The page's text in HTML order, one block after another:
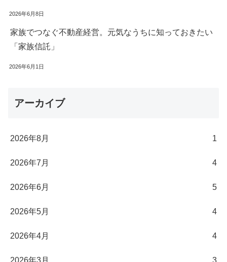
2026年6月8日
家族でつなぐ不動産経営。元気なうちに知っておきたい
「家族信託」
2026年6月1日
アーカイブ
2026年8月 1
2026年7月 4
2026年6月 5
2026年5月 4
2026年4月 4
2026年3月 3